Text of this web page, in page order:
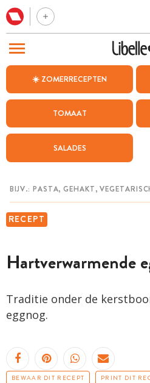
☀️ ZOMERRECEPTEN
TOMAAT
SALADES
RECEPT
Hartverwarmende
Traditie onder de
eggnog.
BEWAAR DIT RECEPT PRINT DIT
BEZOEK ONZE ANDERE WEBSITES
WEEKMENU
CHAT MET MAIA
MIJN BEWAARDE RECEPTEN